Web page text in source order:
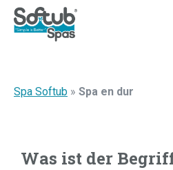
Spa Softub » Spa en dur
Was ist der